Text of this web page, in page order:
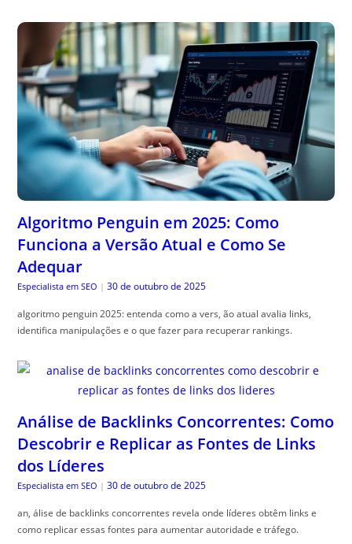
Algoritmo Penguin em 2025: Como
Funciona a Versão Atual e Como Se
Adequar
Especialista em SEO | 30 de outubro de 2025
algoritmo penguin 2025: entenda como a vers, ão atual avalia links,
identifica manipulações e o que fazer para recuperar rankings.
Análise de Backlinks Concorrentes: Como
Descobrir e Replicar as Fontes de Links
dos Líderes
Especialista em SEO | 30 de outubro de 2025
an, álise de backlinks concorrentes revela onde líderes obtêm links e
como replicar essas fontes para aumentar autoridade e tráfego.